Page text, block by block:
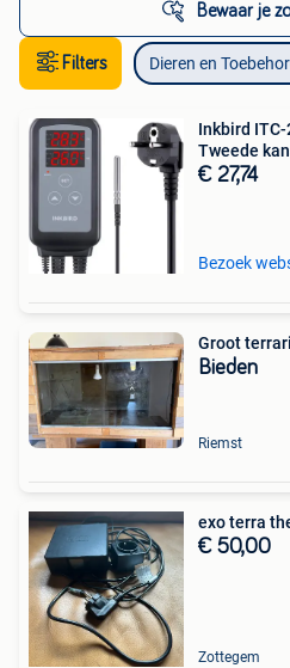
Bewaar je
Filters Dieren en
Inkbird
Tweede
€ 27,74
Bezoek
Groot
Bieden
Riemst
exo terra
€ 50,00
Zottegem